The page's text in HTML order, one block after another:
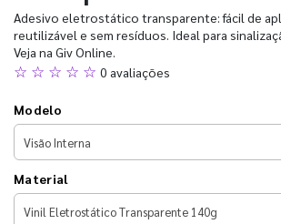
Adesivo eletrostático transparente: fácil de
reutilizável e sem resíduos. Ideal para
Veja na Giv Online.
☆ ☆ ☆ ☆ ☆ 0 avaliações
Modelo
Material